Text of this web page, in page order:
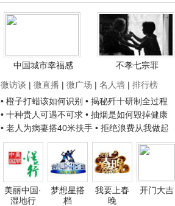
中国城市幸福感
不孝七宗罪
微访谈 | 微直播 | 微广场 | 名人墙 | 排行榜
• 橙子打蜡该如何识别 • 揭秘歼十研制全过程
• 十种贵人可遇不可求 • 抽烟是如何毁掉健康
• 老人为病妻搭40米扶手 • 拒绝浪费从我做起
美丽中国·
湿地行
梦想星搭
档
我要上春
晚
开门大吉